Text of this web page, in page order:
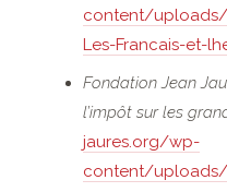
content/
Les-Francais-et-
Fondation Jean
l’impôt sur les
jaures.org/wp-
content/uploads/